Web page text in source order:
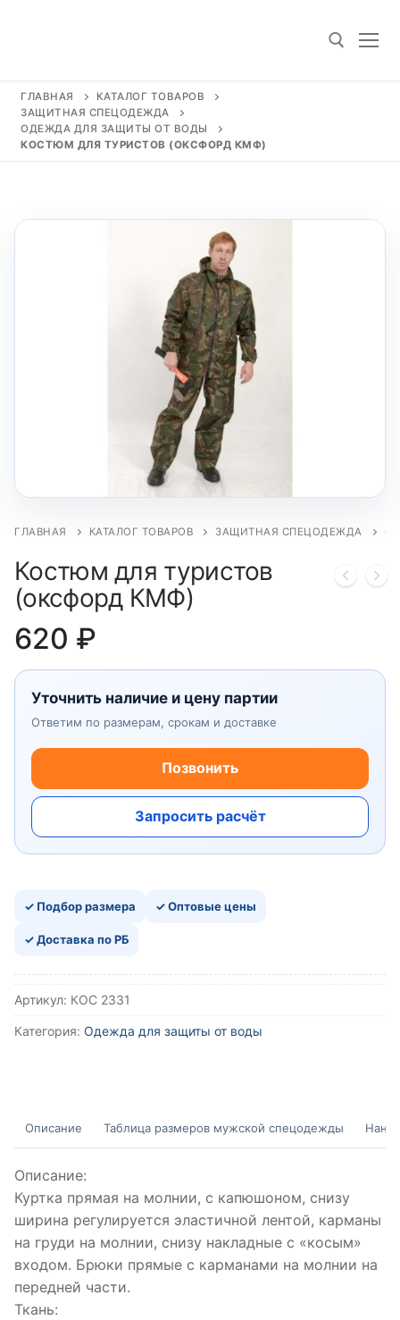
ГЛАВНАЯ
КАТАЛОГ ТОВАРОВ
ЗАЩИТНАЯ СПЕЦОДЕЖДА
ОДЕЖДА ДЛЯ ЗАЩИТЫ ОТ ВОДЫ
КОСТЮМ ДЛЯ ТУРИСТОВ (ОКСФОРД КМФ)
ГЛАВНАЯ КАТАЛОГ ТОВАРОВ ЗАЩИТНАЯ СПЕЦОДЕЖДА
Костюм для туристов
(оксфорд КМФ)
620 ₽
Уточнить наличие и цену партии
Ответим по размерам, срокам и доставке
Позвонить
Запросить расчёт
✓ Подбор размера ✓ Оптовые цены
✓ Доставка по РБ
Артикул: КОС 2331
Категория: Одежда для защиты от воды
Описание Таблица размеров мужской спецодежды
Описание:
Куртка прямая на молнии, с капюшоном, снизу
ширина регулируется эластичной лентой, карманы
на груди на молнии, снизу накладные с «косым»
входом. Брюки прямые с карманами на молнии на
передней части.
Ткань: